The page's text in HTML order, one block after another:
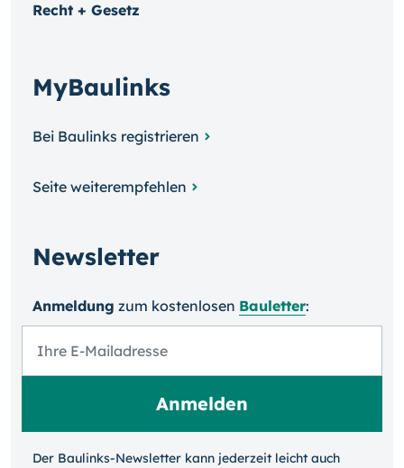
Recht + Gesetz
MyBaulinks
Bei Baulinks registrieren
Seite weiterempfehlen
Newsletter
Anmeldung zum kosten­losen Bauletter:
Der Baulinks-Newsletter kann jeder­zeit leicht auch